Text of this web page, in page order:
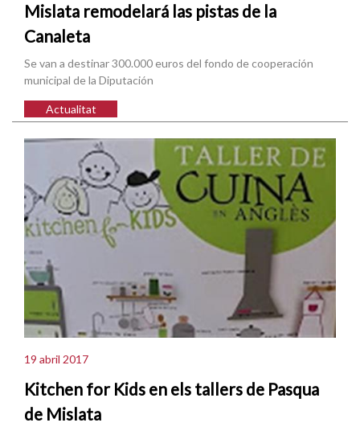
Mislata remodelará las pistas de la
Canaleta
Se van a destinar 300.000 euros del fondo de cooperación
municipal de la Diputación
Actualitat
19 abril 2017
Kitchen for Kids en els tallers de Pasqua
de Mislata